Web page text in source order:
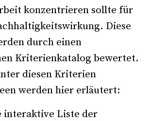
konzentrieren sollte für
Diese
durch einen
Kriterienkatalog bewertet.
diesen Kriterien
werden hier erläutert:
interaktive Liste der